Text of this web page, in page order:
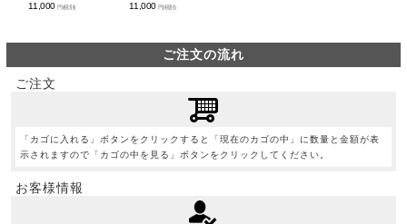
11,000円(税別)
11,000 円(税別)
ご注文の流れ
ご注文
「カゴに入れる」ボタンをクリックすると「現在のカゴの中」に数量と金額が表
示されますので「カゴの中を見る」ボタンをクリックしてください。
お客様情報